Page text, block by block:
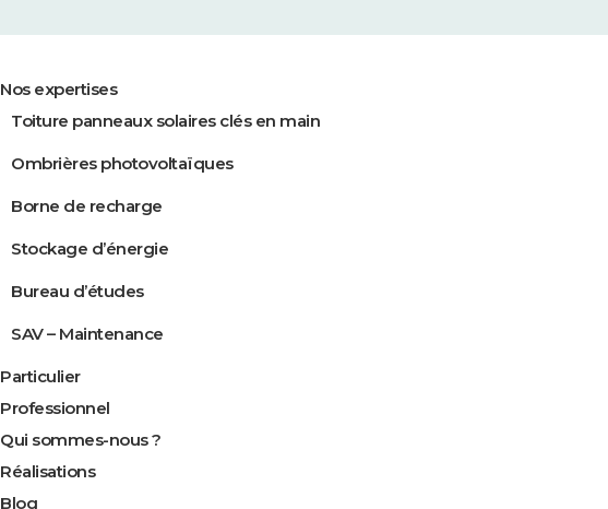
Nos expertises
Toiture panneaux solaires clés en main
Ombrières photovoltaïques
Borne de recharge
Stockage d’énergie
Bureau d’études
SAV – Maintenance
Particulier
Professionnel
Qui sommes-nous ?
Réalisations
Blog